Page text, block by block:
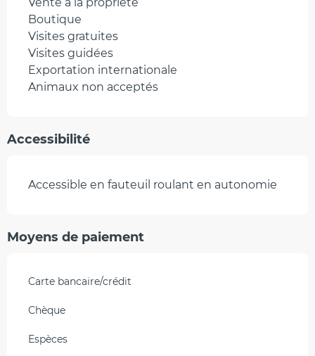
Vente à la propriété
Boutique
Visites gratuites
Visites guidées
Exportation internationale
Animaux non acceptés
Accessibilité
Accessible en fauteuil roulant en autonomie
Moyens de paiement
Carte bancaire/crédit
Chèque
Espèces